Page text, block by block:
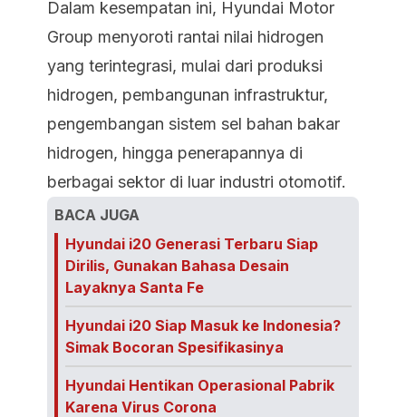
Dalam kesempatan ini, Hyundai Motor
Group menyoroti rantai nilai hidrogen
yang terintegrasi, mulai dari produksi
hidrogen, pembangunan infrastruktur,
pengembangan sistem sel bahan bakar
hidrogen, hingga penerapannya di
berbagai sektor di luar industri otomotif.
BACA JUGA
Hyundai i20 Generasi Terbaru Siap
Dirilis, Gunakan Bahasa Desain
Layaknya Santa Fe
Hyundai i20 Siap Masuk ke Indonesia?
Simak Bocoran Spesifikasinya
Hyundai Hentikan Operasional Pabrik
Karena Virus Corona